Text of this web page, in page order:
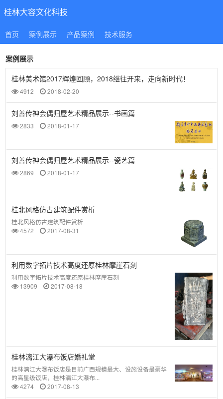
桂林大容文化科技
首页 案例展示 产品案例 技术服务
案例展示
桂林美术馆2017辉煌回顾，2018继往开来，走向新时代！
4912 2018-02-20
刘善传神会偶归屋艺术精品展示--书画篇
2833 2018-01-17
刘善传神会偶归屋艺术精品展示--瓷艺篇
2869 2018-01-17
桂北风格仿古建筑配件赏析
桂北风格仿古建筑配件赏析
4572
2017-08-31
利用数字拓片技术高度还原桂林摩崖石刻
利用数字拓片技术高度还原桂林摩崖石刻
13909
2017-08-18
桂林漓江大瀑布饭店婚礼堂
桂林漓江大瀑布饭店是目前广西规模最大、设施设备最豪华
的高星级饭店，桂林漓江大瀑布...
4274
2017-08-13